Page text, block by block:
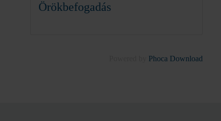
Örökbefogadás
Phoca Download